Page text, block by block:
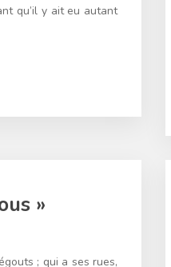
qu’il y ait eu autant
»
; qui a ses rues,